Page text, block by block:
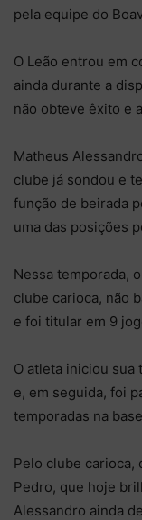
pela equipe do
O Leão entrou em
ainda durante a
não obteve êxito e
Matheus
clube já sondou e
função de beirada
uma das posições
Nessa temporada,
clube carioca, não
e foi titular em 9
O atleta iniciou sua
e, em seguida, foi
temporadas na
Pelo clube carioca,
Pedro, que hoje
Alessandro ainda